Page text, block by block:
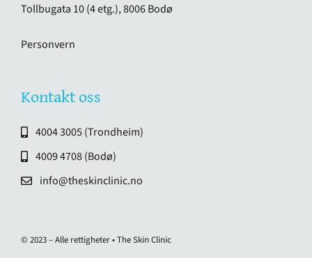
Tollbugata 10 (4 etg.), 8006 Bodø
Personvern
Kontakt oss
4004 3005 (Trondheim)
4009 4708 (Bodø)
info@theskinclinic.no
© 2023 – Alle rettigheter • The Skin Clinic